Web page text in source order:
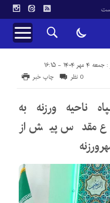
۱۴۰۴ - ۱۶:۱۵
چاپ خبر 0 نظر
ناحیه ورزنه به
مقدس پیش از